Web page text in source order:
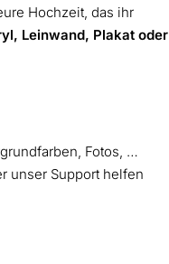
Hochzeit, das ihr
Leinwand, Plakat oder
Fotos, …
unser Support helfen